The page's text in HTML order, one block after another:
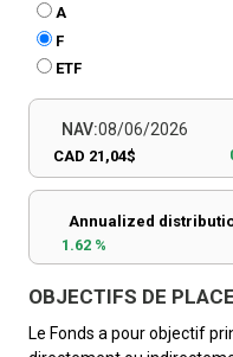
A
F
ETF
NAV:08/06/2026
CAD 21,04$
Annualized
1.62 %
OBJECTIFS DE
Le Fonds a pour objectif